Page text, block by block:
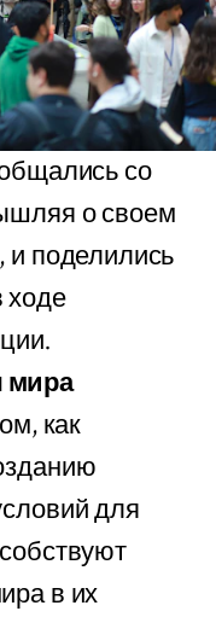
со
о своем
поделились
мира
как
для
в их